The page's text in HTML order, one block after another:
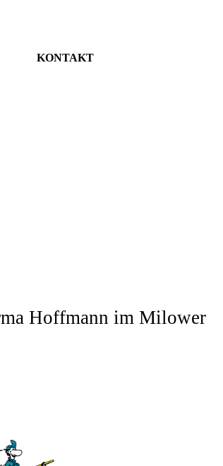
KONTAKT
Hoffmann imMilower